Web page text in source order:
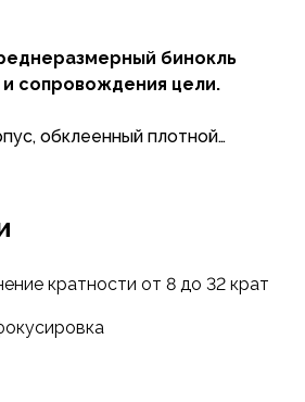
бинокль
сопровождения цели.
обклеенный плотной
Удобное широкое кольцо
(синее)
илегкий - точто нужно
стереоэффект.
кратности от 8 до 32 крат